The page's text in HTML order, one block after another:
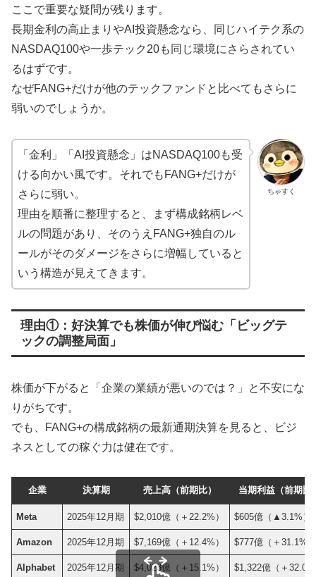
ここで重要な疑問が残ります。
長期金利の高止まりやAI投資懸念なら、同じハイテク系の
NASDAQ100や一歩テック20も同じ環境にさらされてい
るはずです。
なぜFANG+だけが他のテックファンドと比べてもさらに
弱いのでしょうか。
ちゃすく
「金利」「AI投資懸念」はNASDAQ100も受
ける向かい風です。それでもFANG+だけが
さらに弱い。
理由を順番に整理すると、まず構成銘柄レベ
ルの問題があり、そのうえFANG+独自のル
ールがそのダメージをさらに増幅していると
いう構造が見えてきます。
理由①：好決算でも株価が伸び悩む「ビッグテ
ックの調整局面」
株価が下がると「企業の業績が悪いのでは？」と不安にな
りがちです。
でも、FANG+の構成銘柄の最新通期決算を見ると、ビジ
ネスとしての稼ぐ力は健在です。
企業 決算期 売上高（前期比） 当期利益（前期比
Meta 2025年12月期 $2,010億（＋22.2%） $605億（▲3.1%）
Amazon 2025年12月期 $7,169億（＋12.4%） $777億（＋31.1%
Alphabet 2025年12月期 $4,028億（＋15.1%） $1,322億（＋